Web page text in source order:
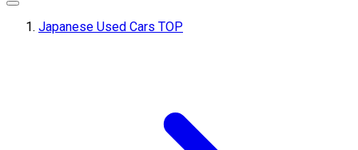
Japanese Used Cars TOP